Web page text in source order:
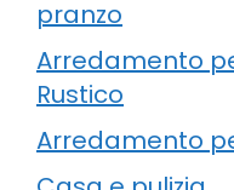
pranzo
Arredamento
Rustico
Arredamento